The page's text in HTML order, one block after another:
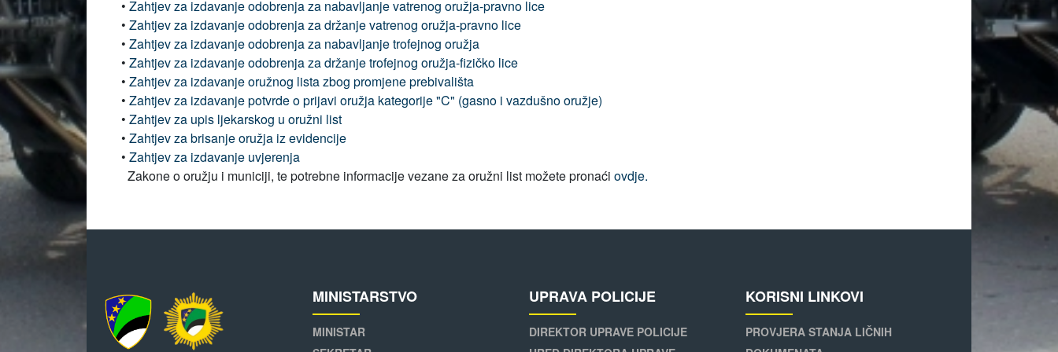
• Zahtjev za izdavanje odobrenja za nabavljanje vatrenog oružja-pravno lice
• Zahtjev za izdavanje odobrenja za držanje vatrenog oružja-pravno lice
• Zahtjev za izdavanje odobrenja za nabavljanje trofejnog oružja
• Zahtjev za izdavanje odobrenja za držanje trofejnog oružja-fizičko lice
• Zahtjev za izdavanje oružnog lista zbog promjene prebivališta
• Zahtjev za izdavanje potvrde o prijavi oružja kategorije "C" (gasno i vazdušno oružje)
• Zahtjev za upis ljekarskog u oružni list
• Zahtjev za brisanje oružja iz evidencije
• Zahtjev za izdavanje uvjerenja
Zakone o oružju i municiji, te potrebne informacije vezane za oružni list možete pronaći ovdje.
MINISTARSTVO
MINISTAR
UPRAVA POLICIJE
DIREKTOR UPRAVE POLICIJE
KORISNI LINKOVI
PROVJERA STANJA LIČNIH